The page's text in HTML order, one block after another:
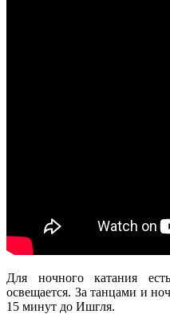
Для ночного катания
освещается. За танцами и
15 минут до Ишгля.